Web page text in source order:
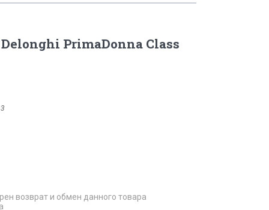
PrimaDonna Class
возврат и обмен данного товара